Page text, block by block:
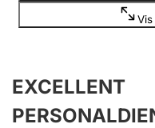
Flere
Årsregnskap
Innsending og
EXCELLENT